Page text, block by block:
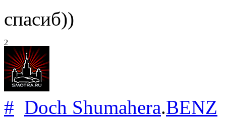
спасиб))
2
# Doch Shumahera.BENZ